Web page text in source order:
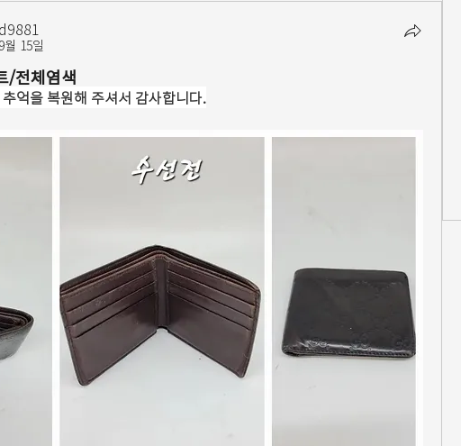
월 15일
/전체염색
억을 복원해 주셔서 감사합니다.